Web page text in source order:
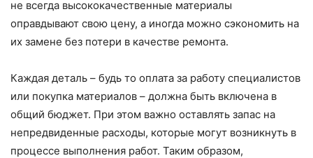
не всегда высококачественные материалы
оправдывают свою цену, а иногда можно сэкономить на
их замене без потери в качестве ремонта.
Каждая деталь – будь то оплата за работу специалистов
или покупка материалов – должна быть включена в
общий бюджет. При этом важно оставлять запас на
непредвиденные расходы, которые могут возникнуть в
процессе выполнения работ. Таким образом,